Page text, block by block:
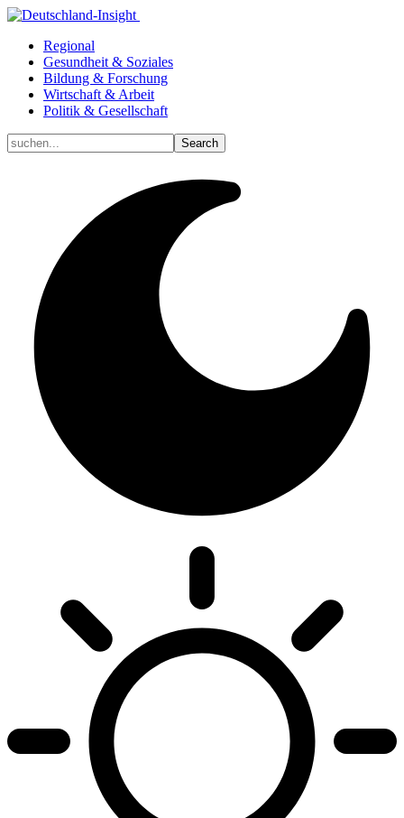
Regional
Gesundheit & Soziales
Bildung & Forschung
Wirtschaft & Arbeit
Politik & Gesellschaft